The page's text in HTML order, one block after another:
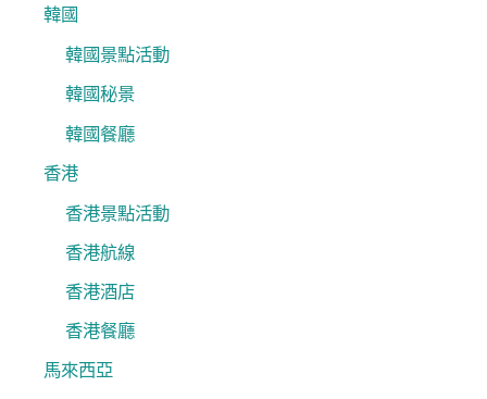
韓國
韓國景點活動
韓國秘景
韓國餐廳
香港
香港景點活動
香港航線
香港酒店
香港餐廳
馬來西亞